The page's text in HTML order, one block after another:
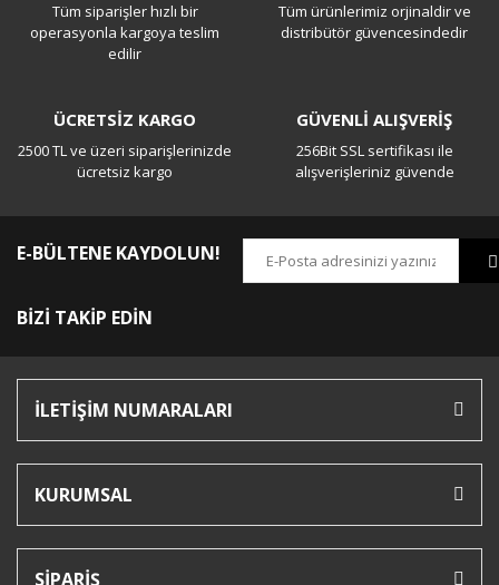
Yorum Yaz
Tüm siparişler hızlı bir
operasyonla kargoya teslim
edilir
Tüm ürünlerimiz orjinaldir ve
distribütör güvencesindedir
ÜCRETSİZ KARGO
2500 TL ve üzeri siparişlerinizde
ücretsiz kargo
GÜVENLİ ALIŞVERİŞ
256Bit SSL sertifikası ile
alışverişleriniz güvende
E-BÜLTENE KAYDOLUN!
BİZİ TAKİP EDİN
İLETİŞİM NUMARALARI
KURUMSAL
SİPARİŞ